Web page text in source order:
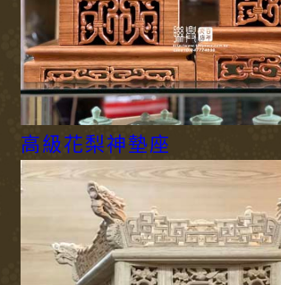
高級花梨神墊座